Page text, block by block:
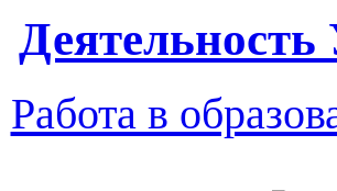
Работа в